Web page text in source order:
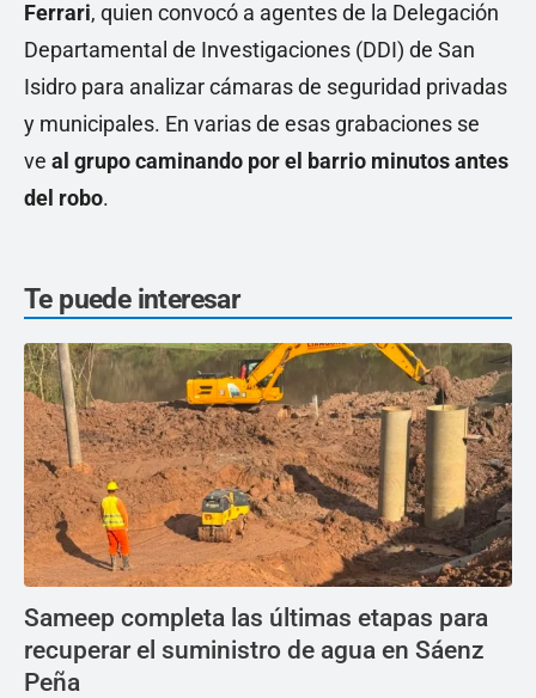
Ferrari, quien convocó a agentes de la Delegación
Departamental de Investigaciones (DDI) de San
Isidro para analizar cámaras de seguridad privadas
y municipales. En varias de esas grabaciones se
ve al grupo caminando por el barrio minutos antes
del robo.
Te puede interesar
Sameep completa las últimas etapas para
recuperar el suministro de agua en Sáenz
Peña